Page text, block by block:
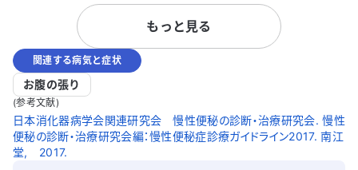
胃と大腸の内視鏡検査を受けましたが、異
常は見つかりませんでした。 便秘がさら
に悪化し、さまざまな薬を試しましたが改
善されません。便秘薬を服用すると泥状の
便になり、自然な便が出なくなってしまい
ました。その結果、体調も徐々に悪化し、
食事も思うように摂れません。 本当にい
ぼ痔なのでしょうか。また、便が正常に出
るようにするためにはどうすればよいので
けると助か
いたします。
もっと見る
関連する病気と症状
お腹の張り
(参考文献)
日本消化器病学会関連研究会 慢性便秘の診断・治療研究会. 慢性
便秘の診断・治療研究会編：慢性便秘症診療ガイドライン2017. 南江
堂, 2017.